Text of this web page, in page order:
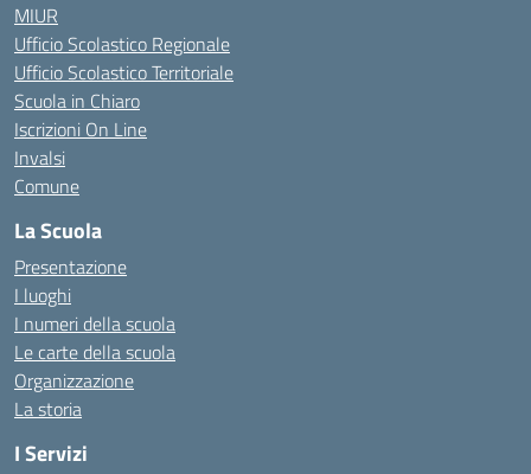
MIUR
Ufficio Scolastico Regionale
Ufficio Scolastico Territoriale
Scuola in Chiaro
Iscrizioni On Line
Invalsi
Comune
La Scuola
Presentazione
I luoghi
I numeri della scuola
Le carte della scuola
Organizzazione
La storia
I Servizi